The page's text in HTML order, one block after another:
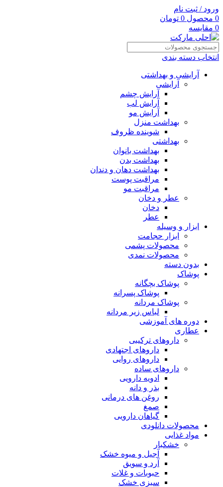
ورود / ثبت نام
0 محصول 0 تومان
0 مقایسه
انتخاب دسته بندی
آرایشی و بهداشتی
آرایشی
آرایش چشم
آرایش لب
آرایش مو
بهداشت منزل
شوینده ظروف
بهداشتی
بهداشت بانوان
بهداشت بدن
بهداشت دهان و دندان
مراقبت پوست
مراقبت مو
عطر و دخان
دخان
عطر
ابزار و وسیله
ابزار حجامت
محصولات پشمی
محصولات نمدی
بدون دسته
پوشاک
پوشاک بچگانه
پوشاک پسرانه
پوشاک مردانه
لباس زیر مردانه
دوره های آموزشی
عطاری
داروهای ترکیبی
داروهای اجتهادی
داروهای روایی
داروهای ساده
ادویه دارویی
بذر و دانه
روغن های درمانی
صمغ
گیاهان دارویی
محصولات دانلودی
مواد غذایی
خشکبار
آجیل و میوه خشک
آرد و سویق
حبوبات و غلات
سبزی خشک